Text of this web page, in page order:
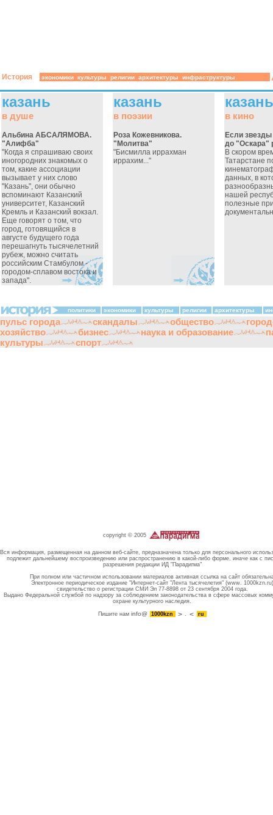
История экономики культуры религии архитектуры инфраструктуры
казань
в душе
Альбина АБСАЛЯМОВА.
"Алифба"
"Когда я спрашиваю своих
иногородних знакомых о
том, какие ассоциации
вызывает у них слово
"Казань", они обычно
вспоминают Казанский
университет, Казанский
Кремль и Казанский вокзал.
Еще говорят о том, что
город, готовящийся в
августе будущего года
перешагнуть тысячелетний
рубеж, можно считать
российским Стамбулом -
городом-сплавом востока и
запада".
казань
в поэзии
Роза Кожевникова.
"Молитва"
"Бисмилла иррахман
иррахим..."
казань
в кино
Если звезды
до "Оскара"
В скором
Татарстане
данных, в
нашей
полезные
политики экономики культуры религии архитектуры
пульс города скандалы общество
хозяйство
бизнес наука и образование
культуры
спорт
copyright © 2005
Вся информация, размещенная на данном веб-сайте, предназначена только для персонального
подлежит дальнейшему воспроизведению или распространению в какой-либо форме, иначе как с
разрешения редакции ИД "Парадигма"
При полном или частичном использовании материалов активная ссылка на сайт
Электронное периодическое издание "Интернет-сайт "Лента тысячелетия" (www. 1000kzn.ru)
свидетельство о регистрации СМИ Эл 77-8898 от 23 сентября 2004 года.
Выдано Федеральной службой по надзору за соблюдением законодательства в сфере массовых
охране культурного наследия.
Пишите намinfo@ 1000kzn . ru